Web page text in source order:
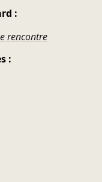
:
rencontre
: